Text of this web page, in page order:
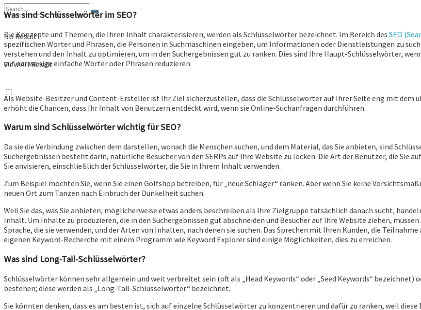
No Result
View All Result
Was sind Schlüsselwörter im SEO?
Die Konzepte und Themen, die Ihren Inhalt charakterisieren, werden als Schlüsselwörter bezeichnet. Im Bereich des SEO
spezifischen Wörter und Phrasen, die Personen in Suchmaschinen eingeben, um Informationen oder Dienstleistungen zu
verstehen und den Inhalt zu optimieren, um in den Suchergebnissen gut zu ranken. Dies sind Ihre Haupt-Schlüsselwörter,
auf nur wenige einfache Wörter oder Phrasen reduzieren.
Als Website-Besitzer und Content-Ersteller ist Ihr Ziel sicherzustellen, dass die Schlüsselwörter auf Ihrer Seite eng mit dem
erhöht die Chancen, dass Ihr Inhalt von Benutzern entdeckt wird, wenn sie Online-Suchanfragen durchführen.
Warum sind Schlüsselwörter wichtig für SEO?
Da sie die Verbindung zwischen dem darstellen, wonach die Menschen suchen, und dem Material, das Sie anbieten, sind
Suchergebnissen besteht darin, natürliche Besucher von den SERPs auf Ihre Website zu locken. Die Art der Benutzer, die Sie
Sie anvisieren, einschließlich der Schlüsselwörter, die Sie in Ihrem Inhalt verwenden.
Zum Beispiel möchten Sie, wenn Sie einen Golfshop betreiben, für „neue Schläger“ ranken. Aber wenn Sie keine
neuen Ort zum Tanzen nach Einbruch der Dunkelheit suchen.
Weil Sie das, was Sie anbieten, möglicherweise etwas anders beschreiben als Ihre Zielgruppe tatsächlich danach sucht,
Inhalt. Um Inhalte zu produzieren, die in den Suchergebnissen gut abschneiden und Besucher auf Ihre Website ziehen,
Sprache, die sie verwenden, und der Arten von Inhalten, nach denen sie suchen. Das Sprechen mit Ihren Kunden, die
eigenen Keyword-Recherche mit einem Programm wie Keyword Explorer sind einige Möglichkeiten, dies zu erreichen.
Was sind Long-Tail-Schlüsselwörter?
Schlüsselwörter können sehr allgemein und weit verbreitet sein (oft als „Head Keywords“ oder „Seed Keywords“
bestehen; diese werden als „Long-Tail-Schlüsselwörter“ bezeichnet.
Sie könnten denken, dass es am besten ist, sich auf einzelne Schlüsselwörter zu konzentrieren und dafür zu ranken, weil